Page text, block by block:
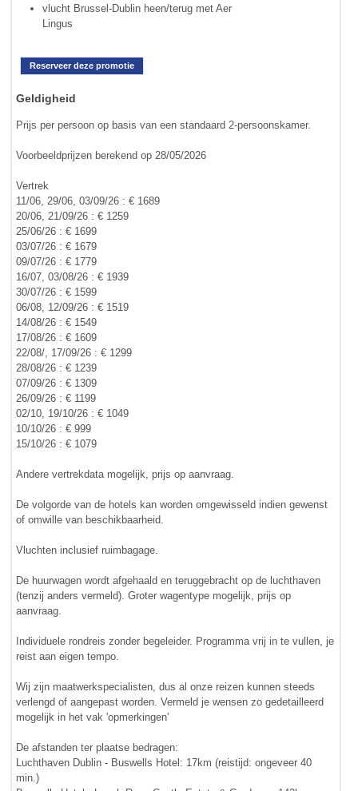
vlucht Brussel-Dublin heen/terug met Aer
Lingus
Reserveer deze promotie
Geldigheid
Prijs per persoon op basis van een standaard 2-persoonskamer.
Voorbeeldprijzen berekend op 28/05/2026
Vertrek
11/06, 29/06, 03/09/26 : € 1689
20/06, 21/09/26 : € 1259
25/06/26 : € 1699
03/07/26 : € 1679
09/07/26 : € 1779
16/07, 03/08/26 : € 1939
30/07/26 : € 1599
06/08, 12/09/26 : € 1519
14/08/26 : € 1549
17/08/26 : € 1609
22/08/, 17/09/26 : € 1299
28/08/26 : € 1239
07/09/26 : € 1309
26/09/26 : € 1199
02/10, 19/10/26 : € 1049
10/10/26 : € 999
15/10/26 : € 1079
Andere vertrekdata mogelijk, prijs op aanvraag.
De volgorde van de hotels kan worden omgewisseld indien gewenst
of omwille van beschikbaarheid.
Vluchten inclusief ruimbagage.
De huurwagen wordt afgehaald en teruggebracht op de luchthaven
(tenzij anders vermeld). Groter wagentype mogelijk, prijs op
aanvraag.
Individuele rondreis zonder begeleider. Programma vrij in te vullen, je
reist aan eigen tempo.
Wij zijn maatwerkspecialisten, dus al onze reizen kunnen steeds
verlengd of aangepast worden. Vermeld je wensen zo gedetailleerd
mogelijk in het vak 'opmerkingen'
De afstanden ter plaatse bedragen:
Luchthaven Dublin - Buswells Hotel: 17km (reistijd: ongeveer 40
min.)